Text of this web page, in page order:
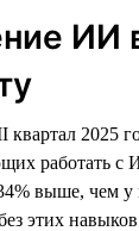
ИИ
2025
работать с
выше, чем у
этих